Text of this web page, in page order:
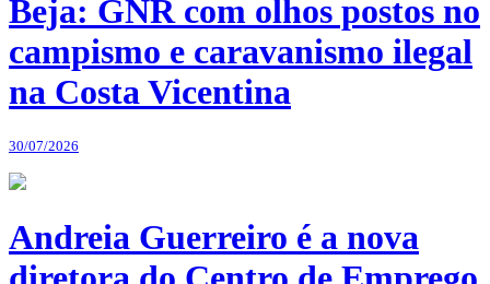
Beja: GNR com olhos postos no
campismo e caravanismo ilegal
na Costa Vicentina
30/07/2026
Andreia Guerreiro é a nova